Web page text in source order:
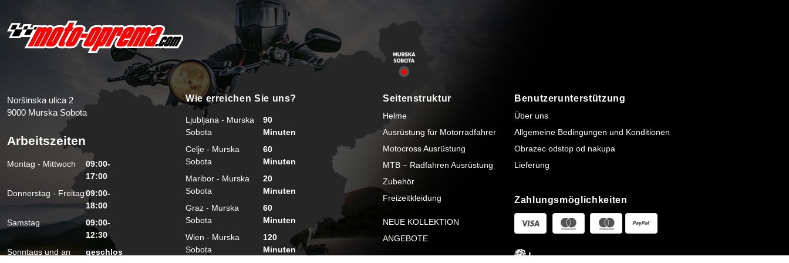
Noršinska ulica 2
9000 Murska Sobota
Arbeitszeiten
Montag - Mittwoch
09:00-
17:00
Donnerstag - Freitag09:00-
18:00
Samstag
09:00-
12:30
Sonntags und an
geschlos
Wie erreichen Sie uns?
Ljubljana - Murska
Sobota
90
Minuten
Celje - Murska
Sobota
60
Minuten
Maribor - Murska
Sobota
20
Minuten
Graz - Murska
Sobota
60
Minuten
Wien - Murska
Sobota
120
Minuten
Seitenstruktur
Helme
Ausrüstung für Motorradfahrer
Motocross Ausrüstung
MTB – Radfahren Ausrüstung
Zubehör
Freizeitkleidung
NEUE KOLLEKTION
ANGEBOTE
Benutzerunterstützung
Über uns
Allgemeine Bedingungen und Konditionen
Obrazec odstop od nakupa
Lieferung
Zahlungsmöglichkeiten